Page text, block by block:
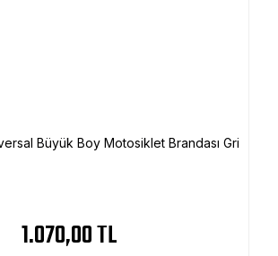
Büyük Boy Motosiklet Brandası Gri
1.070,00 TL